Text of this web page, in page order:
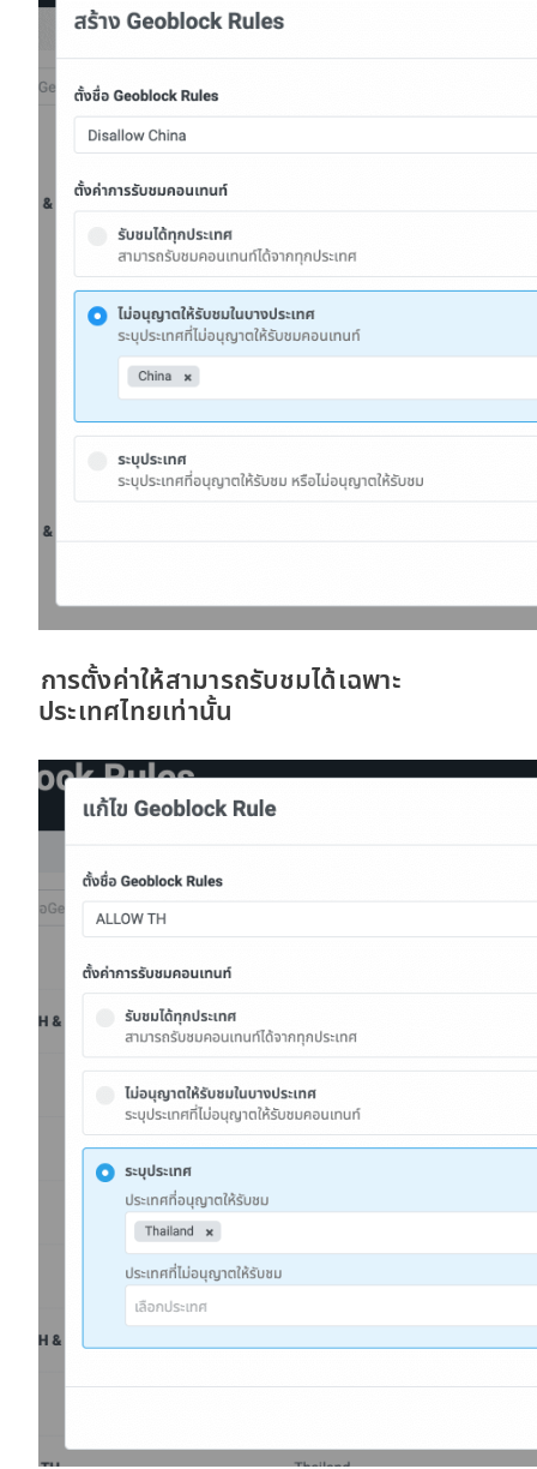
การตั้งค่าให้สามารถรับชมได้เฉพาะ
ประเทศไทยเท่านั้น